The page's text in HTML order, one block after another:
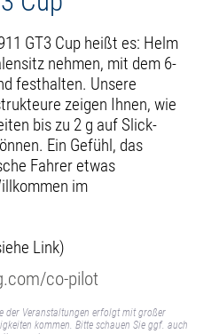
GT3 Cup heißt es: Helm
nehmen, mit dem 6-
festhalten. Unsere
zeigen Ihnen, wie
bis zu 2 g auf Slick-
Ein Gefühl, das
Fahrer etwas
im
Link)
co-pilot
der Veranstaltungen erfolgt mit großer
kommen. Bitte schauen Sie ggf. auch